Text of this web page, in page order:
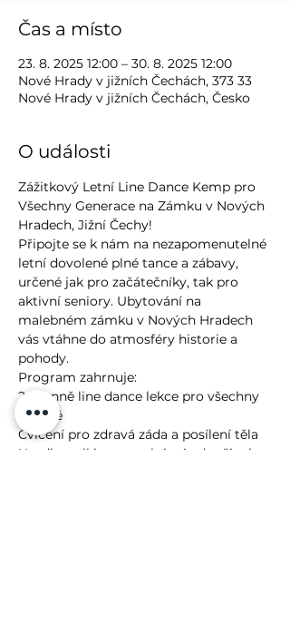
Čas a místo
23. 8. 2025 12:00 – 30. 8. 2025 12:00
Nové Hrady v jižních Čechách, 373 33
Nové Hrady v jižních Čechách, Česko
O události
Zážitkový Letní Line Dance Kemp pro
Všechny Generace na Zámku v Nových
Hradech, Jižní Čechy!
Připojte se k nám na nezapomenutelné
letní dovolené plné tance a zábavy,
určené jak pro začátečníky, tak pro
aktivní seniory. Ubytování na
malebném zámku v Nových Hradech
vás vtáhne do atmosféry historie a
pohody.
Program zahrnuje:
2x denně line dance lekce pro všechny
úrovně
Cvičení pro zdravá záda a posílení těla
Nordic walking pro aktivní odpočinek v